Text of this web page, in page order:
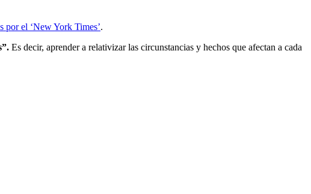
por el ‘New York Times’.
. Es decir, aprender a relativizar las circunstancias y hechos que afectan a cada